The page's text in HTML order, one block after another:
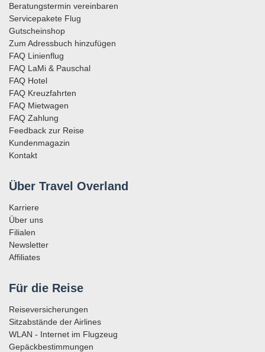
Beratungstermin vereinbaren
Servicepakete Flug
Gutscheinshop
Zum Adressbuch hinzufügen
FAQ Linienflug
FAQ LaMi & Pauschal
FAQ Hotel
FAQ Kreuzfahrten
FAQ Mietwagen
FAQ Zahlung
Feedback zur Reise
Kundenmagazin
Kontakt
Über Travel Overland
Karriere
Über uns
Filialen
Newsletter
Affiliates
Für die Reise
Reiseversicherungen
Sitzabstände der Airlines
WLAN - Internet im Flugzeug
Gepäckbestimmungen